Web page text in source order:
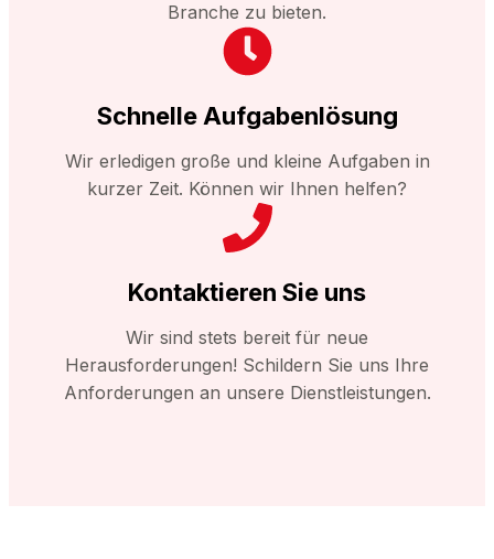
Branche zu bieten.
Schnelle Aufgabenlösung
Wir erledigen große und kleine Aufgaben in
kurzer Zeit. Können wir Ihnen helfen?
Kontaktieren Sie uns
Wir sind stets bereit für neue
Herausforderungen! Schildern Sie uns Ihre
Anforderungen an unsere Dienstleistungen.